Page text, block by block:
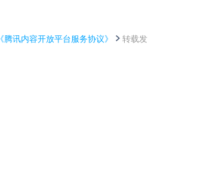
《腾讯内容开放平台服务协议》
转载发